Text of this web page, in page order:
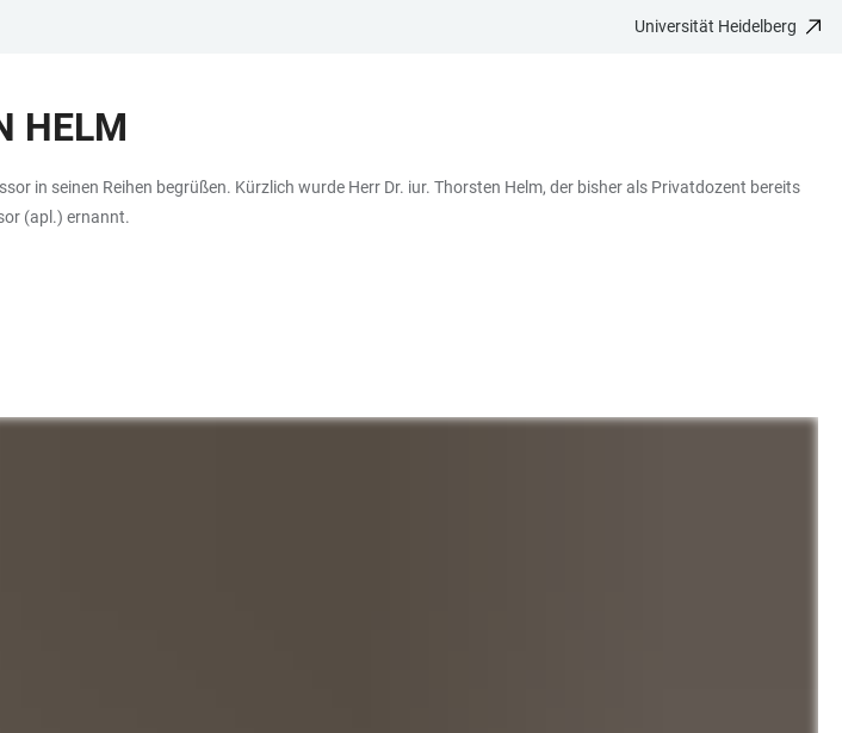
Universität Heidelberg
HELM
in seinen Reihen begrüßen. Kürzlich wurde Herr Dr. iur. Thorsten Helm, der bisher als Privatdozent bereits
(apl.) ernannt.